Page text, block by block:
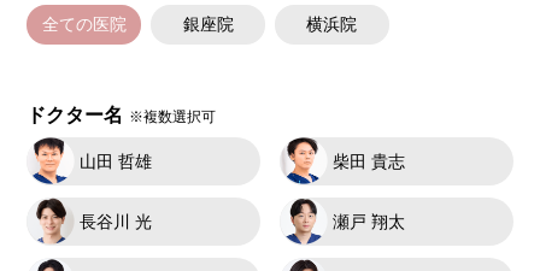
全ての医院 銀座院 横浜院
ドクター名 ※複数選択可
山田 哲雄 柴田 貴志
長谷川 光 瀬戸 翔太